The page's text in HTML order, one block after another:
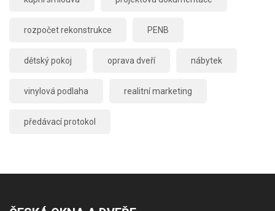
rozpočet rekonstrukce PENB
dětský pokoj oprava dveří nábytek
vinylová podlaha realitní marketing
předávací protokol